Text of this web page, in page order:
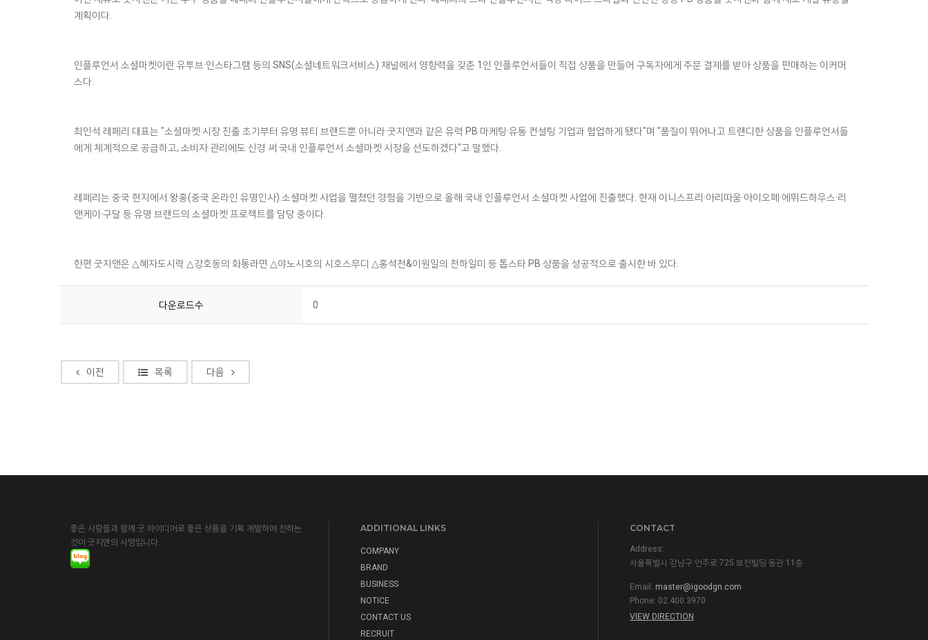
계획이다.
인플루언서 소셜마켓이란 유투브·인스타그램 등의 SNS(소셜네트워크서비스) 채널에서 영향력을 갖춘 1인 인플루언서들이 직접 상품을 만들어 구독자에게 주문 결제를 받아 상품을 판매하는 이커머
스다.
최인석 레페리 대표는 "소셜마켓 시장 진출 초기부터 유명 뷰티 브랜드뿐 아니라 굿지앤과 같은 유력 PB 마케팅·유통 컨설팅 기업과 협업하게 됐다"며 "품질이 뛰어나고 트랜디한 상품을 인플루언서들
에게 체계적으로 공급하고, 소비자 관리에도 신경 써 국내 인플루언서 소셜마켓 시장을 선도하겠다"고 말했다.
레페리는 중국 현지에서 왕홍(중국 온라인 유명인사) 소셜마켓 사업을 펼쳤던 경험을 기반으로 올해 국내 인플루언서 소셜마켓 사업에 진출했다. 현재 이니스프리·아리따움·아이오페·에뛰드하우스·리
앤케이·구달 등 유명 브랜드의 소셜마켓 프로젝트를 담당 중이다.
한편 굿지앤은 △혜자도시락 △강호동의 화통라면 △야노시호의 시호스무디 △홍석천&이원일의 천하일미 등 톱스타 PB 상품을 성공적으로 출시한 바 있다.
다운로드수 0
이전 목록 다음
좋은 사람들과 함께 굿 아이디어로 좋은 상품을 기획 개발하여 전하는
것이 굿지앤의 사명입니다.
ADDITIONAL LINKS
COMPANY
BRAND
BUSINESS
NOTICE
CONTACT US
RECRUIT
CONTACT
Address:
서울특별시 강남구 언주로 725 보전빌딩 동관 11층
Email: master@igoodgn.com
Phone: 02.400.3970
VIEW DIRECTION